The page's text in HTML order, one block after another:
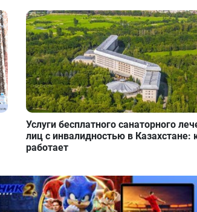
Услуги бесплатного санаторного
лиц с инвалидностью в Казахстане:
работает